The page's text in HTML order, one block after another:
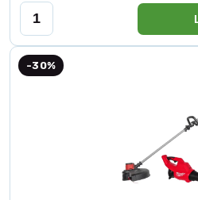
-30%